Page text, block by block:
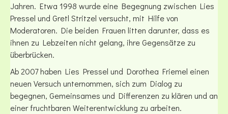
Jahren. Etwa 1998 wurde eine Begegnung zwischen Lies
Pressel und Gretl Stritzel versucht, mit Hilfe von
Moderatoren. Die beiden Frauen litten darunter, dass es
ihnen zu Lebzeiten nicht gelang, ihre Gegensätze zu
überbrücken.
Ab 2007 haben Lies Pressel und Dorothea Friemel einen
neuen Versuch unternommen, sich zum Dialog zu
begegnen, Gemeinsames und Differenzen zu klären und an
einer fruchtbaren Weiterentwicklung zu arbeiten.